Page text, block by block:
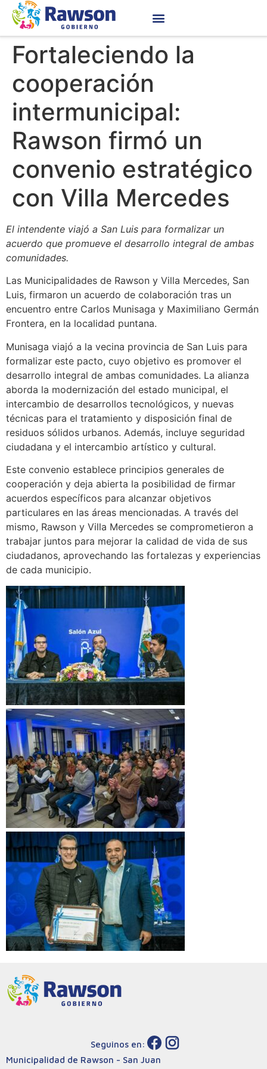
Fortaleciendo la
cooperación
intermunicipal:
Rawson firmó un
convenio estratégico
con Villa Mercedes
El intendente viajó a San Luis para formalizar un
acuerdo que promueve el desarrollo integral de ambas
comunidades.
Las Municipalidades de Rawson y Villa Mercedes, San
Luis, firmaron un acuerdo de colaboración tras un
encuentro entre Carlos Munisaga y Maximiliano Germán
Frontera, en la localidad puntana.
Munisaga viajó a la vecina provincia de San Luis para
formalizar este pacto, cuyo objetivo es promover el
desarrollo integral de ambas comunidades. La alianza
aborda la modernización del estado municipal, el
intercambio de desarrollos tecnológicos, y nuevas
técnicas para el tratamiento y disposición final de
residuos sólidos urbanos. Además, incluye seguridad
ciudadana y el intercambio artístico y cultural.
Este convenio establece principios generales de
cooperación y deja abierta la posibilidad de firmar
acuerdos específicos para alcanzar objetivos
particulares en las áreas mencionadas. A través del
mismo, Rawson y Villa Mercedes se comprometieron a
trabajar juntos para mejorar la calidad de vida de sus
ciudadanos, aprovechando las fortalezas y experiencias
de cada municipio.
Seguinos en:
Municipalidad de Rawson - San Juan